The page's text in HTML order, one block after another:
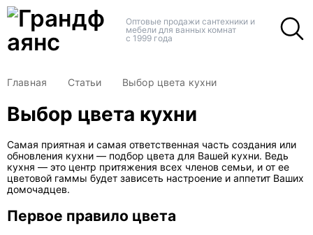
Оптовые продажи сантехники и
мебели для ванных комнат
с 1999 года
Главная Статьи Выбор цвета кухни
Выбор цвета кухни
Самая приятная и самая ответственная часть создания или
обновления кухни — подбор цвета для Вашей кухни. Ведь
кухня — это центр притяжения всех членов семьи, и от ее
цветовой гаммы будет зависеть настроение и аппетит Ваших
домочадцев.
Первое правило цвета